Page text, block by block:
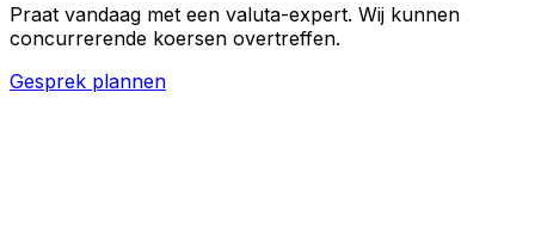
Praat vandaag met een valuta-expert. Wij kunnen
concurrerende koersen overtreffen.
Gesprek plannen